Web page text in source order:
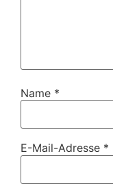
Name *
E-Mail-Adresse *